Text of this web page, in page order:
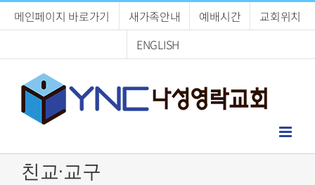
메인페이지 바로가기 새가족안내 예배시간
교회위치
ENGLISH
친교·교구